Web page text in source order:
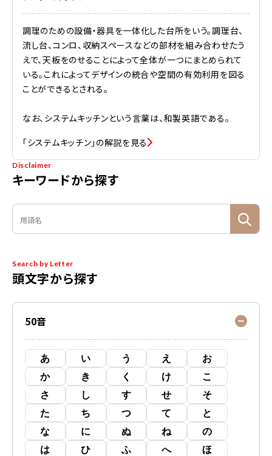
Disclaimer
キーワードから探す
Search by Letter
頭文字から探す
50音
あ い う え
お
か
き く け
こ
さ
し す せ
そ
た
ち つ て
と
な
に ぬ ね
の
は
ひ ふ へ
ほ
調理のための設備・器具を一体化した台所をいう。調理台、
流し台、コンロ、収納スペースなどの部材を組み合わせたう
えで、天板をのせることによって全体が一つにまとめられて
いる。これによってデザインの統合や空間の有効利用を図る
ことができるとされる。
なお、システムキッチンという言葉は、和製英語である。
「システムキッチン」の解説を見る